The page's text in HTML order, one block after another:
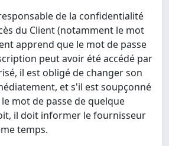
de la confidentialité
du Client (notamment le mot
apprend que le mot de passe
peut avoir été accédé par
il est obligé de changer son
et s'il est soupçonné
mot de passe de quelque
il doit informer le fournisseur
temps.